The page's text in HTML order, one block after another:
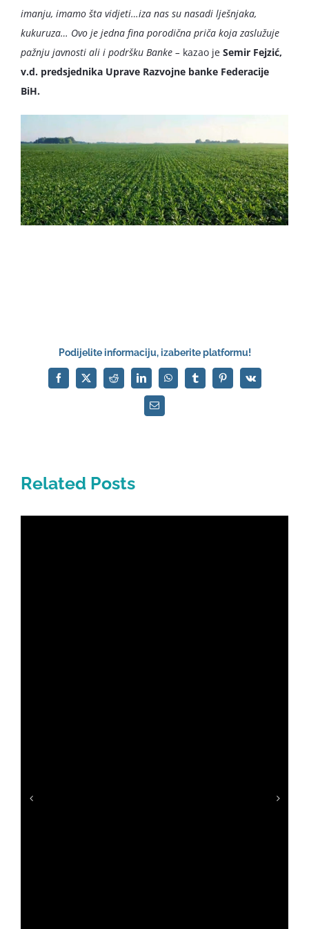
imanju, imamo šta vidjeti…iza nas su nasadi lješnjaka,
kukuruza… Ovo je jedna fina porodična priča koja zaslužuje
pažnju javnosti ali i podršku Banke – kazao je Semir Fejzić,
v.d. predsjednika Uprave Razvojne banke Federacije
BiH.
Podijelite informaciju, izaberite platformu!
Facebook
X Reddit LinkedInWhatsAppTumblrPinterest
Vk
Email
Related Posts